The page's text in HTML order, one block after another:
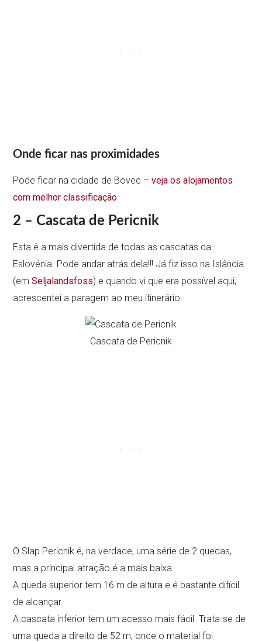
Onde ficar nas proximidades
Pode ficar na cidade de Bovec –veja os alojamentos
com melhor classificação
2 – Cascata de Pericnik
Esta é a mais divertida de todas as cascatas da
Eslovénia. Pode andar atrás dela!!! Já fiz isso na Islândia
(emSeljalandsfoss) e quando vi que era possível aqui,
acrescentei a paragem ao meu itinerário.
Cascata de Pericnik
O Slap Pericnik é, na verdade, uma série de 2 quedas,
mas a principal atração é a mais baixa.
A queda superior tem 16 m de altura e é bastante difícil
de alcançar.
A cascata inferior tem um acesso mais fácil. Trata-se de
uma queda a direito de 52 m, onde o material foi